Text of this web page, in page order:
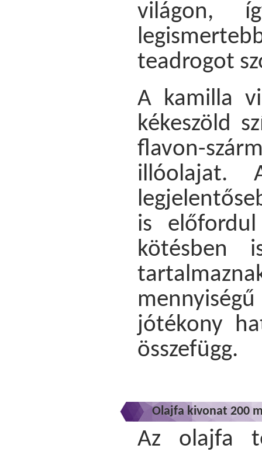
világon,
teadrogot
A kamilla
kékeszöld
flavon-
illóolajat.
is
kötésben
jótékony
összefügg.
Olajfa kivonat 200
Az olajfa